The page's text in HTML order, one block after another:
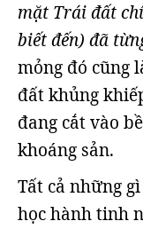
mặt Trái đất
biết đến) đã
mỏng đó cũng
đất khủng
đang cắt vào
khoáng sản.
Tất cả những
học hành tinh